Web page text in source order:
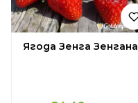
Ягода Зенга Зенгана